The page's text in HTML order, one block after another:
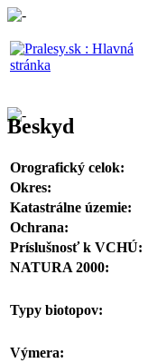
Beskyd
Orografický celok:
Okres:
Katastrálne územie:
Ochrana:
Príslušnosť k VCHÚ:
NATURA 2000:
Typy biotopov:
Výmera: